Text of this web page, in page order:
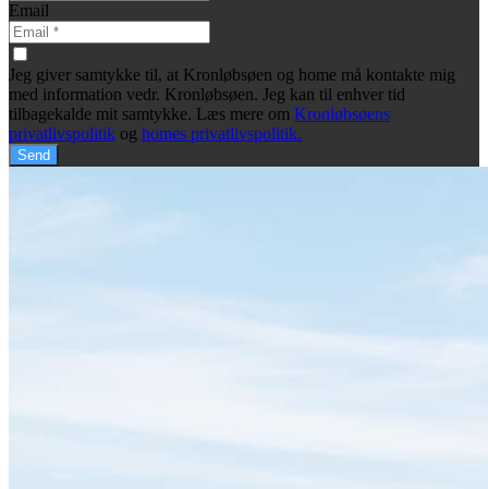
Email
Jeg giver samtykke til, at Kronløbsøen og home må kontakte mig
med information vedr. Kronløbsøen. Jeg kan til enhver tid
tilbagekalde mit samtykke. Læs mere om Kronløbsøens
privatlivspolitik og homes privatlivspolitik.
Send